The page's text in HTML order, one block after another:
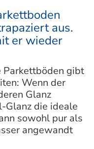
aus.
er wieder
Parkettböden gibt
Wenn der
Glanz
Glanz die ideale
sowohl pur als
angewandt